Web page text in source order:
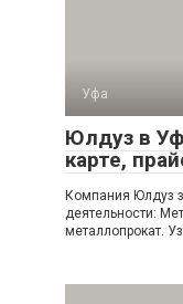
Уфа
Юлдуз в
карте,
Компания Юлдуз
деятельности:
металлопрокат.